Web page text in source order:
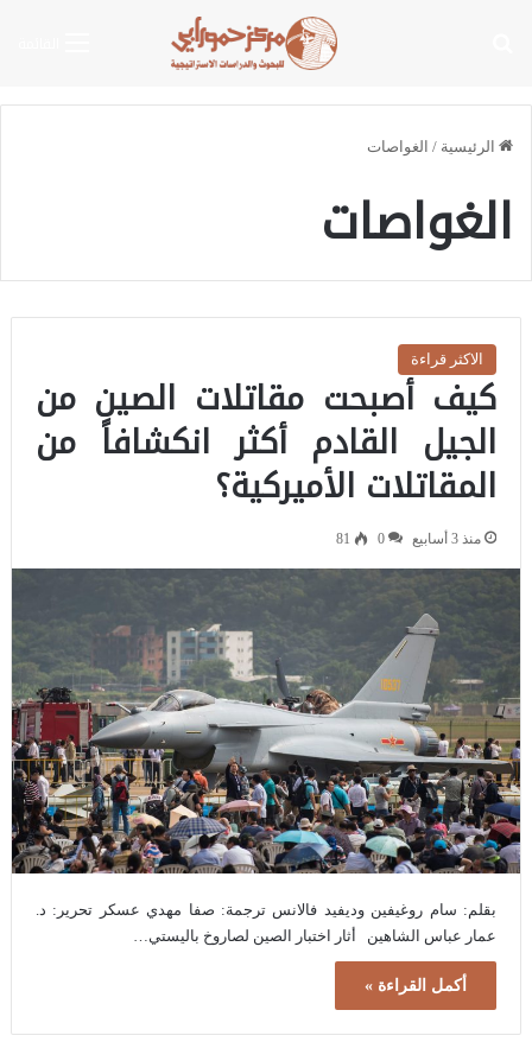
الرئيسية / الغواصات
الغواصات
الاكثر قراءة
كيف أصبحت مقاتلات الصين من
الجيل القادم أكثر انكشافاً من
المقاتلات الأميركية؟
منذ 3 أسابيع 0
81
بقلم: سام روغيفين وديفيد فالانس ترجمة: صفا مهدي عسكر تحرير: د.
عمار عباس الشاهين أثار اختبار الصين لصاروخ باليستي…
أكمل القراءة »